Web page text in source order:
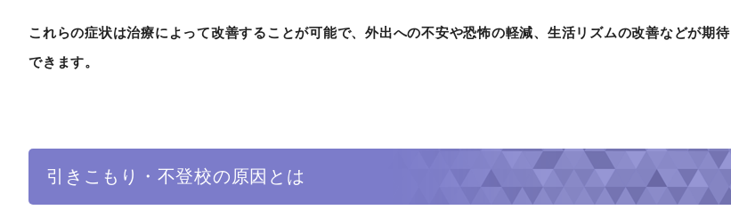
これらの症状は治療によって改善することが可能で、外出への不安や恐怖の軽減、生活リズムの改善などが期待
できます。
引きこもり・不登校の原因とは